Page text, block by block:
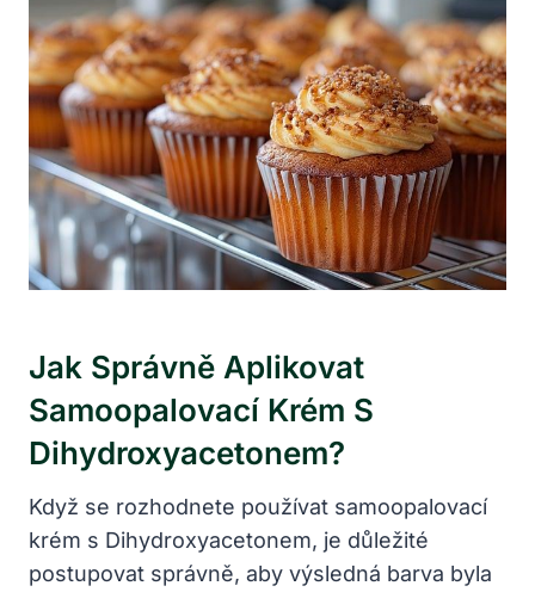
Jak Správně Aplikovat
Samoopalovací Krém S
Dihydroxyacetonem?
Když se rozhodnete používat samoopalovací
krém s Dihydroxyacetonem, je důležité
postupovat správně, aby výsledná barva byla